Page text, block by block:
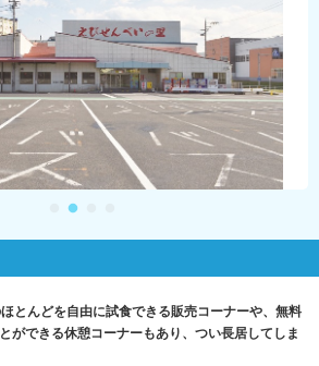
とんどを自由に試食できる販売コーナーや、無料
ができる休憩コーナーもあり、つい長居してしま